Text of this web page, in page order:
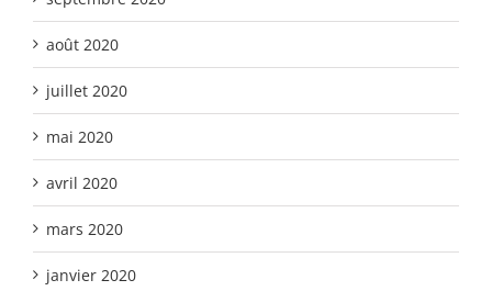
août 2020
juillet 2020
mai 2020
avril 2020
mars 2020
janvier 2020